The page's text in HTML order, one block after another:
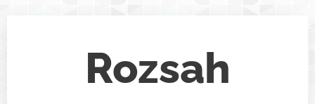
Rozsah